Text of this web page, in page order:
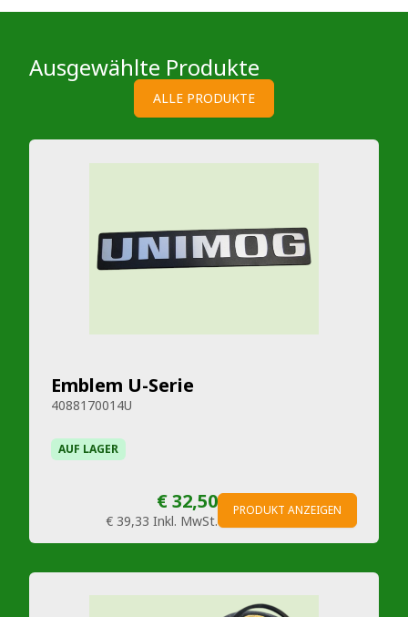
Ausgewählte Produkte
ALLE PRODUKTE
Emblem U-Serie
4088170014U
AUF LAGER
€ 32,50
€ 39,33 Inkl. MwSt.
PRODUKT ANZEIGEN